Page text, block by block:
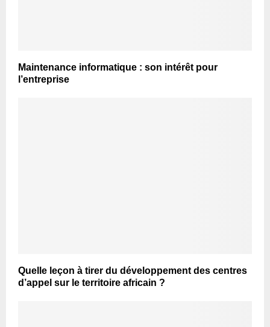
Maintenance informatique : son intérêt pour
l’entreprise
Quelle leçon à tirer du développement des centres
d’appel sur le territoire africain ?